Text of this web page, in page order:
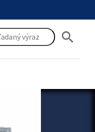
search